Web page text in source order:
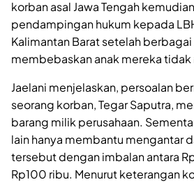
korban asal Jawa Tengah
pendampingan hukum kepada
Kalimantan Barat setelah
membebaskan anak mereka tidak
Jaelani menjelaskan, persoalan
seorang korban, Tegar Saputra,
barang milik perusahaan.
lain hanya membantu mengantar
tersebut dengan imbalan antara
Rp100 ribu. Menurut keterangan